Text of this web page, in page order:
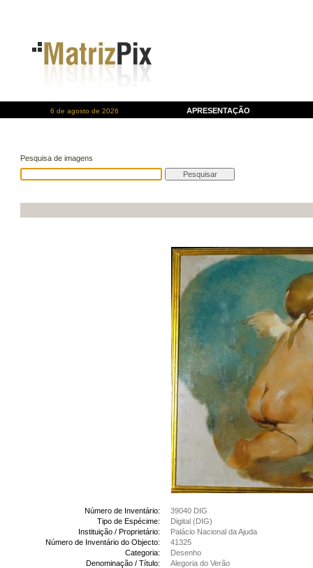
6 de agosto de 2026 APRESENTAÇÃO
Pesquisa de imagens
Número de Inventário:
39040 DIG
Tipo de Espécime:
Digital (DIG)
Instituição / Proprietário:
Palácio Nacional da Ajuda
Número de Inventário do Objecto:
41325
Categoria:
Desenho
Denominação / Título:
Alegoria do Verão